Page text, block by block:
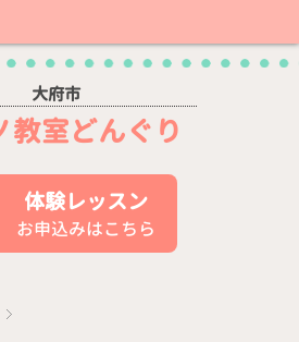
大府市
教室どんぐり
体験レッスン
お申込みはこちら